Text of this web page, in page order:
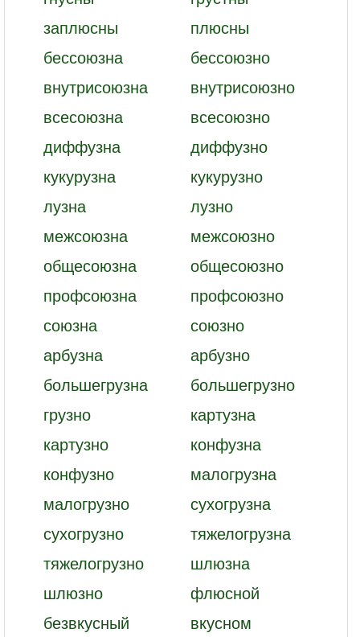
заплюсны
плюсны
бессоюзна
бессоюзно
внутрисоюзна
внутрисоюзно
всесоюзна
всесоюзно
диффузна
диффузно
кукурузна
кукурузно
лузна
лузно
межсоюзна
межсоюзно
общесоюзна
общесоюзно
профсоюзна
профсоюзно
союзна
союзно
арбузна
арбузно
большегрузна
большегрузно
грузно
картузна
картузно
конфузна
конфузно
малогрузна
малогрузно
сухогрузна
сухогрузно
тяжелогрузна
тяжелогрузно
шлюзна
шлюзно
флюсной
безвкусный
вкусном